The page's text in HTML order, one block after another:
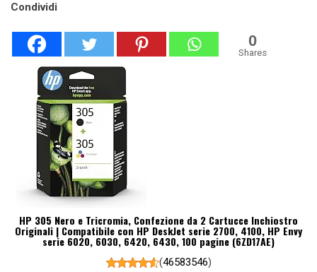
Condividi
0
Shares
HP 305 Nero e Tricromia, Confezione da 2 Cartucce Inchiostro
Originali | Compatibile con HP DeskJet serie 2700, 4100, HP Envy
serie 6020, 6030, 6420, 6430, 100 pagine (6ZD17AE)
(46583546)